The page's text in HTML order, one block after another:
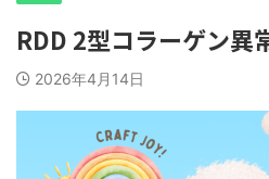
RDD 2型コラーゲン異
2026年4月14日